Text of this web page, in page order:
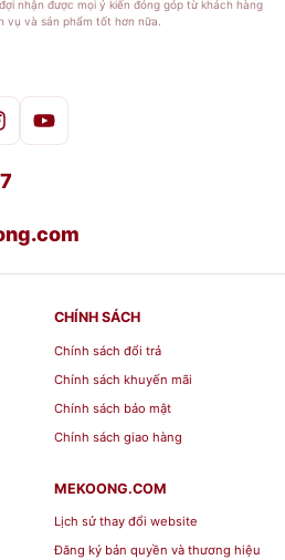
cấp[/caption] [caption
align="aligncenter"
nhận được mọi ý kiến đóng góp từ khách hàng
vụ và sản phẩm tốt hơn nữa.
CHÍNH SÁCH
Chính sách đổi trả
Chính sách khuyến mãi
Chính sách bảo mật
Chính sách giao hàng
MEKOONG.COM
Lịch sử thay đổi website
Đăng ký bản quyền và thương hiệu